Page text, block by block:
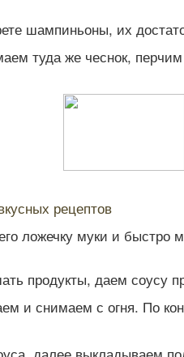
шампиньоны, их
туда же чеснок,
рецептов
ложечку муки и быстро
продукты, даем соусу
и снимаем с огня. По